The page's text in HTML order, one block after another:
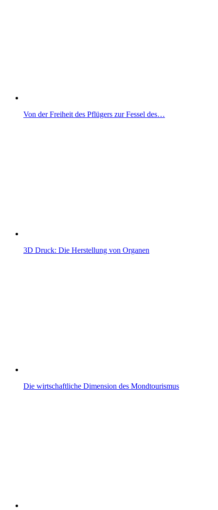
Von der Freiheit des Pflügers zur Fessel des…
3D Druck: Die Herstellung von Organen
Die wirtschaftliche Dimension des Mondtourismus